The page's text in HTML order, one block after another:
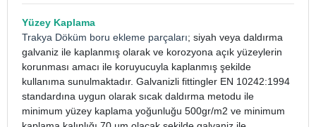
Yüzey Kaplama
Trakya Döküm boru ekleme parçaları; siyah veya daldırma
galvaniz ile kaplanmış olarak ve korozyona açık yüzeylerin
korunması amacı ile koruyucuyla kaplanmış şekilde
kullanıma sunulmaktadır. Galvanizli fittingler EN 10242:1994
standardına uygun olarak sıcak daldırma metodu ile
minimum yüzey kaplama yoğunluğu 500gr/m2 ve minimum